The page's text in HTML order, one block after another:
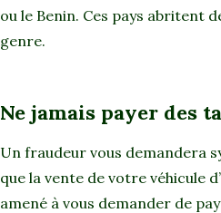
ou le Benin. Ces pays abritent
genre.
Ne jamais payer des
Un fraudeur vous demandera
que la vente de votre véhicule
amené à vous demander de